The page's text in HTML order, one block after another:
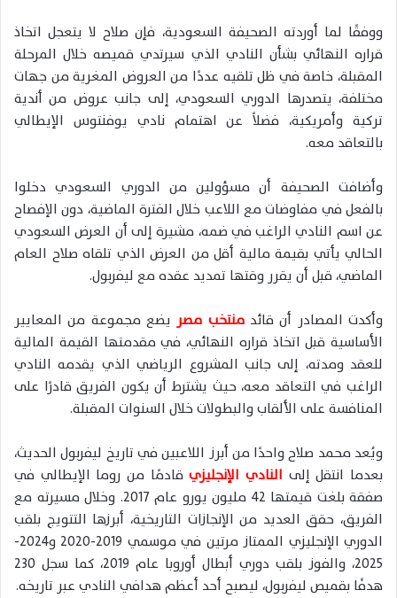
ووفقًا لما أوردته الصحيفة السعودية، فإن صلاح لا يتعجل اتخاذ
قراره النهائي بشأن النادي الذي سيرتدي قميصه خلال المرحلة
المقبلة، خاصة في ظل تلقيه عددًا من العروض المغرية من جهات
مختلفة، يتصدرها الدوري السعودي، إلى جانب عروض من أندية
تركية وأمريكية، فضلاً عن اهتمام نادي يوفنتوس الإيطالي
بالتعاقد معه.
وأضافت الصحيفة أن مسؤولين من الدوري السعودي دخلوا
بالفعل في مفاوضات مع اللاعب خلال الفترة الماضية، دون الإفصاح
عن اسم النادي الراغب في ضمه، مشيرة إلى أن العرض السعودي
الحالي يأتي بقيمة مالية أقل من العرض الذي تلقاه صلاح العام
الماضي، قبل أن يقرر وقتها تمديد عقده مع ليفربول.
وأكدت المصادر أن قائدمنتخب مصر يضع مجموعة من المعايير
الأساسية قبل اتخاذ قراره النهائي، في مقدمتها القيمة المالية
للعقد ومدته، إلى جانب المشروع الرياضي الذي يقدمه النادي
الراغب في التعاقد معه، حيث يشترط أن يكون الفريق قادرًا على
المنافسة على الألقاب والبطولات خلال السنوات المقبلة.
ويُعد محمد صلاح واحدًا من أبرز اللاعبين في تاريخ ليفربول الحديث،
بعدما انتقل إلى النادي الإنجليزيقادمًا من روما الإيطالي في
صفقة بلغت قيمتها 42 مليون يورو عام 2017. وخلال مسيرته مع
الفريق، حقق العديد من الإنجازات التاريخية، أبرزها التتويج بلقب
الدوري الإنجليزي الممتاز مرتين في موسمي 2019-2020 و2024-
2025، والفوز بلقب دوري أبطال أوروبا عام 2019، كما سجل 230
هدفًا بقميص ليفربول، ليصبح أحد أعظم هدافي النادي عبر تاريخه.